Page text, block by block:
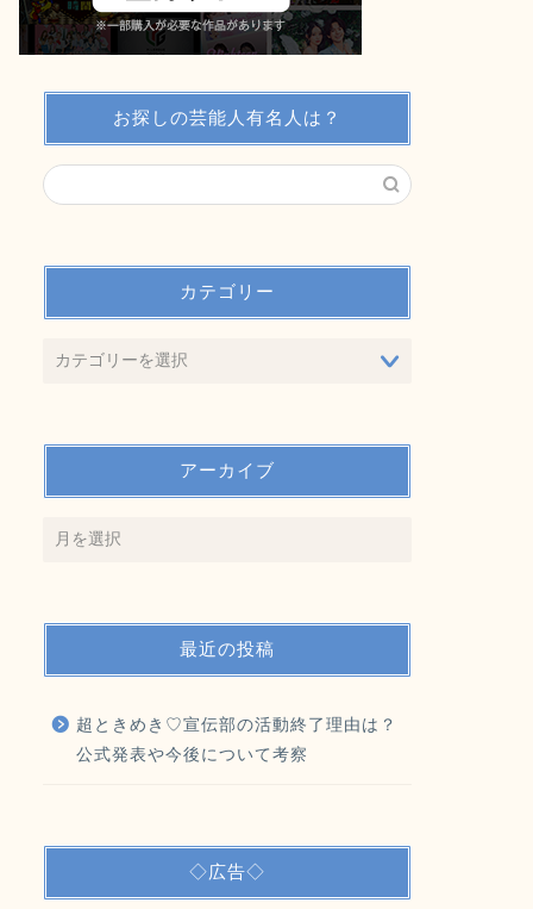
お探しの芸能人有名人は？
カテゴリー
アーカイブ
最近の投稿
超ときめき♡宣伝部の活動終了理由は？
公式発表や今後について考察
◇広告◇